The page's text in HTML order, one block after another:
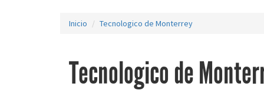
Inicio Tecnologico de Monterrey
Tecnologico de